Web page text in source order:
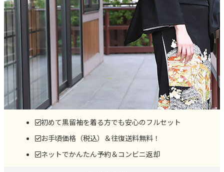
初めて黒留袖を着る方でも安心のフルセット
お手頃価格（税込）＆往復送料無料！
ネットでかんたん予約＆コンビニ返却